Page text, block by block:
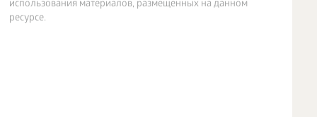
использования материалов, размещенных на данном
ресурсе.